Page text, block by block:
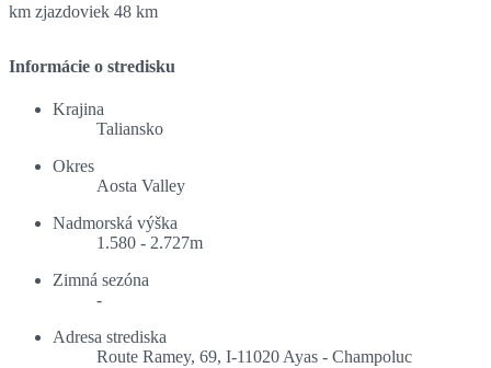
km zjazdoviek 48 km
Informácie o stredisku
Krajina
Taliansko
Okres
Aosta Valley
Nadmorská výška
1.580 - 2.727m
Zimná sezóna
-
Adresa strediska
Route Ramey, 69, I-11020 Ayas - Champoluc